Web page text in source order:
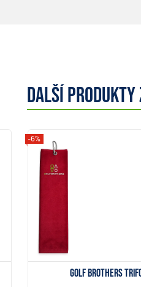
Další produkty
Golf Brothers
-6%